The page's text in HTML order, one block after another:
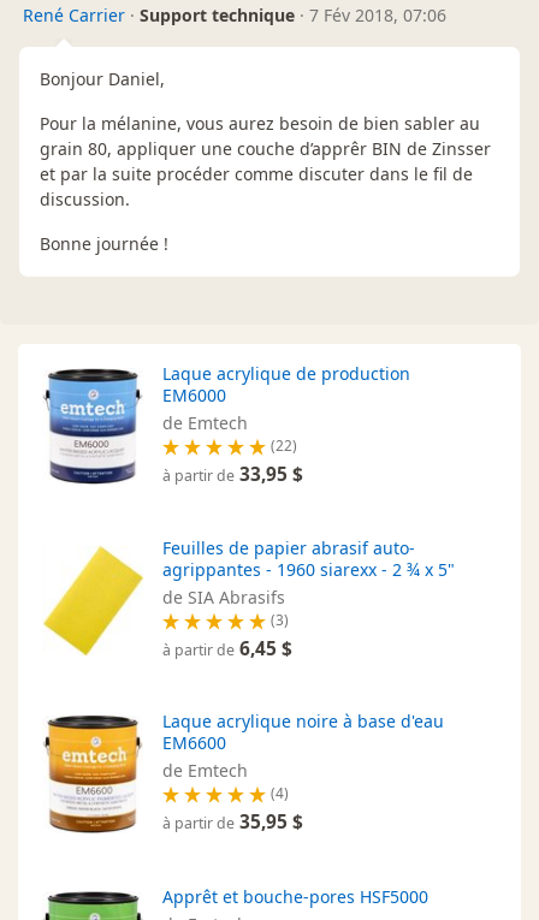
René Carrier · Support technique · 7 Fév 2018, 07:06
Bonjour Daniel,
Pour la mélanine, vous aurez besoin de bien sabler au
grain 80, appliquer une couche d’apprêr BIN de Zinsser
et par la suite procéder comme discuter dans le fil de
discussion.
Bonne journée !
Laque acrylique de production
EM6000
de Emtech
(22)
à partir de 33,95 $
Feuilles de papier abrasif auto-
agrippantes - 1960 siarexx - 2 ¾ x 5"
de SIA Abrasifs
(3)
à partir de 6,45 $
Laque acrylique noire à base d'eau
EM6600
de Emtech
(4)
à partir de 35,95 $
Apprêt et bouche-pores HSF5000